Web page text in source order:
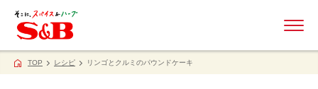
TOP レシピ リンゴとクルミのパウンドケーキ